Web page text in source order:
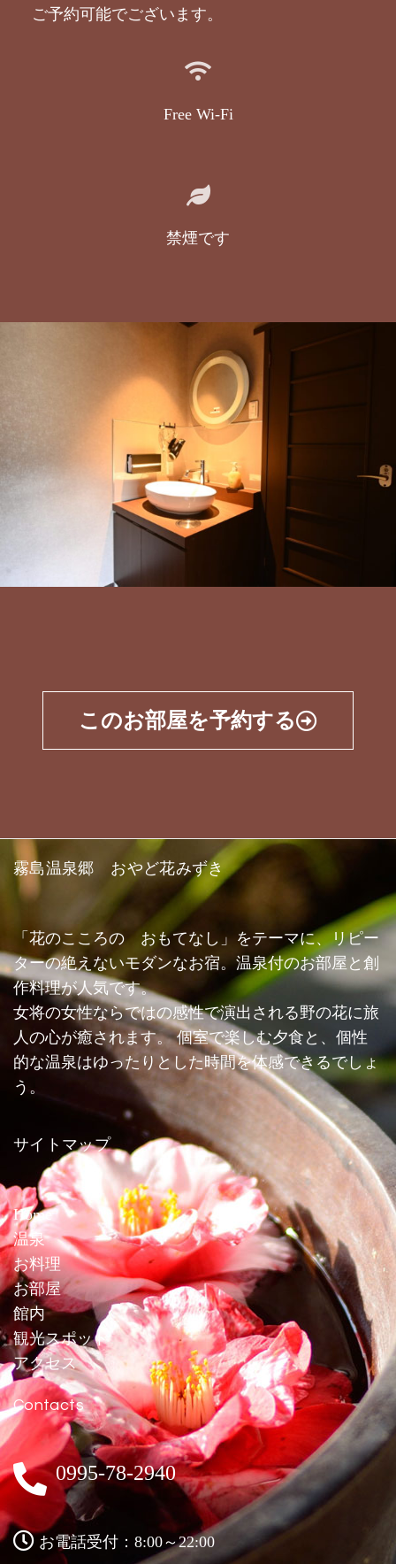
ご予約可能でございます。
Free Wi-Fi
禁煙です
このお部屋を予約する
霧島温泉郷 おやど花みずき
「花のこころの おもてなし」をテーマに、リピー
ターの絶えないモダンなお宿。温泉付のお部屋と創
作料理が人気です。
女将の女性ならではの感性で演出される野の花に旅
人の心が癒されます。 個室で楽しむ夕食と、個性
的な温泉はゆったりとした時間を体感できるでしょ
う。
サイトマップ
Home
温泉
お料理
お部屋
館内
観光スポット
アクセス
Contacts
0995-78-2940
お電話受付：8:00～22:00